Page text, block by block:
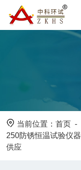
当前位置：首页 -
250防锈恒温试验仪器
供应